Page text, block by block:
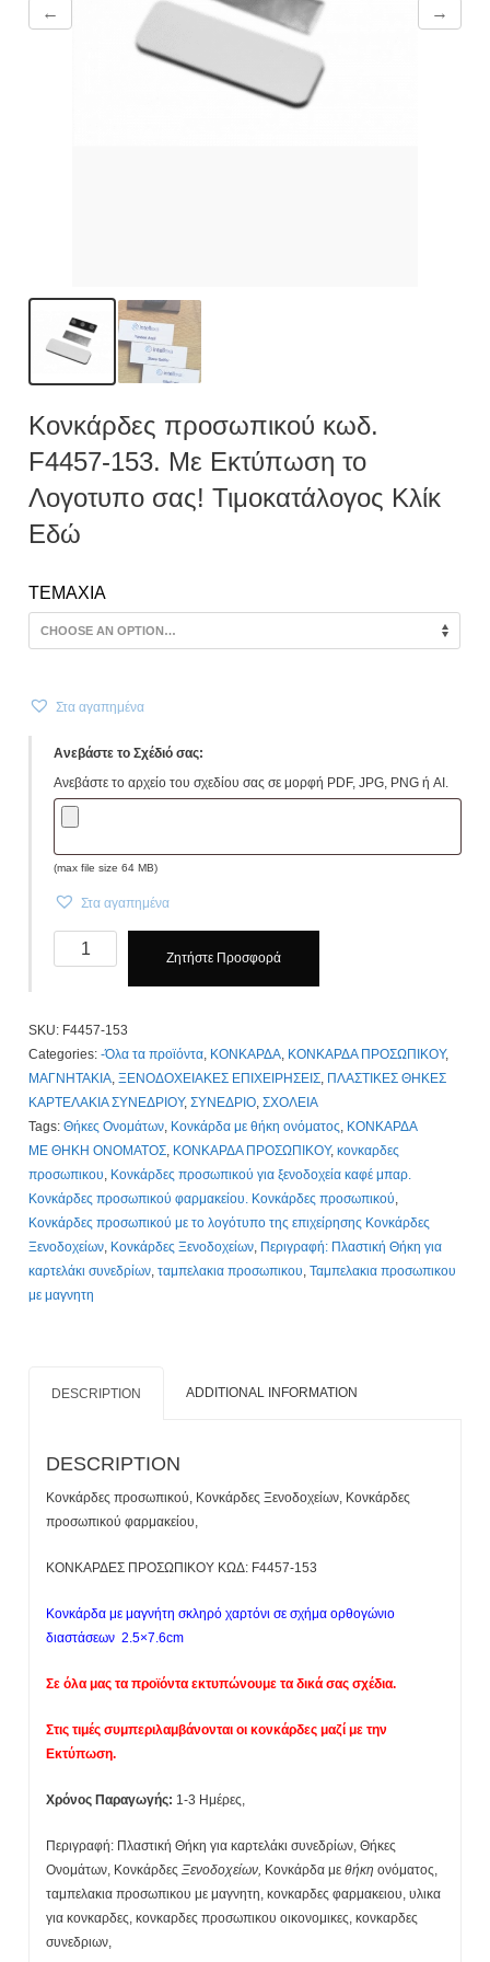
← →
Κονκάρδες προσωπικού κωδ.
F4457-153. Με Εκτύπωση το
Λογοτυπο σας! Τιμοκατάλογος Κλίκ
Εδώ
TEMAXIA
Στα αγαπημένα
Ανεβάστε το Σχέδιό σας:
Ανεβάστε το αρχείο του σχεδίου σας σε μορφή PDF, JPG, PNG ή AI.
(max file size 64 MB)
Στα αγαπημένα
Κονκάρδες
προσωπικού
153.
Με
Εκτύπωση
το
Λογοτυπο
σας!
Τιμοκατάλογος
Κλίκ
Εδώ
quantity
Ζητήστε Προσφορά
SKU: F4457-153
Categories:-Όλα τα προϊόντα, ΚΟΝΚΑΡΔΑ, ΚΟΝΚΑΡΔΑ ΠΡΟΣΩΠΙΚΟΥ,
ΜΑΓΝΗΤΑΚΙΑ,ΞΕΝΟΔΟΧΕΙΑΚΕΣ ΕΠΙΧΕΙΡΗΣΕΙΣ, ΠΛΑΣΤΙΚΕΣ ΘΗΚΕΣ
ΚΑΡΤΕΛΑΚΙΑ ΣΥΝΕΔΡΙΟΥ,ΣΥΝΕΔΡΙΟ,ΣΧΟΛΕΙΑ
Tags:Θήκες Ονομάτων, Κονκάρδα με θήκη ονόματος, ΚΟΝΚΑΡΔΑ
ΜΕ ΘΗΚΗ ΟΝΟΜΑΤΟΣ, ΚΟΝΚΑΡΔΑ ΠΡΟΣΩΠΙΚΟΥ,κονκαρδες
προσωπικου, Κονκάρδες προσωπικού για ξενοδοχεία καφέ μπαρ.
Κονκάρδες προσωπικού φαρμακείου. Κονκάρδες προσωπικού,
Κονκάρδες προσωπικού με τo λογότυπο της επιχείρησης Κονκάρδες
Ξενοδοχείων, Κονκάρδες Ξενοδοχείων, Περιγραφή: Πλαστική Θήκη για
καρτελάκι συνεδρίων,ταμπελακια προσωπικου,Ταμπελακια προσωπικου
με μαγνητη
DESCRIPTION ADDITIONAL INFORMATION
DESCRIPTION
Κονκάρδες προσωπικού, Κονκάρδες Ξενοδοχείων, Κονκάρδες
προσωπικού φαρμακείου,
ΚΟΝΚΑΡΔΕΣ ΠΡΟΣΩΠΙΚΟΥ ΚΩΔ: F4457-153
Κονκάρδα με μαγνήτη σκληρό χαρτόνι σε σχήμα ορθογώνιο
διαστάσεων 2.5×7.6cm
Σε όλα μας τα προϊόντα εκτυπώνουμε τα δικά σας σχέδια.
Στις τιμές συμπεριλαμβάνονται οι κονκάρδες μαζί με την
Εκτύπωση.
Χρόνος Παραγωγής: 1-3 Ημέρες,
Περιγραφή: Πλαστική Θήκη για καρτελάκι συνεδρίων, Θήκες
Ονομάτων, ΚονκάρδεςΞενοδοχείων, Κονκάρδα μεθήκη ονόματος,
ταμπελακια προσωπικου με μαγνητη, κονκαρδες φαρμακειου, υλικα
για κονκαρδες, κονκαρδες προσωπικου οικονομικες, κονκαρδες
συνεδριων,